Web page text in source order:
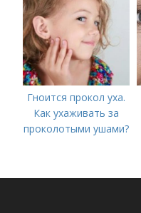
Гноится прокол уха.
Как ухаживать за
проколотыми ушами?